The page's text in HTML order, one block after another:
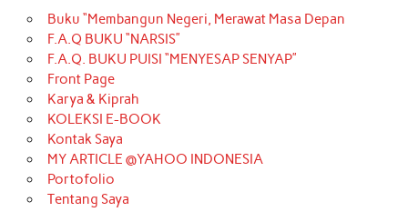
Buku “Membangun Negeri, Merawat Masa Depan
F.A.Q BUKU “NARSIS”
F.A.Q. BUKU PUISI “MENYESAP SENYAP”
Front Page
Karya & Kiprah
KOLEKSI E-BOOK
Kontak Saya
MY ARTICLE @YAHOO INDONESIA
Portofolio
Tentang Saya